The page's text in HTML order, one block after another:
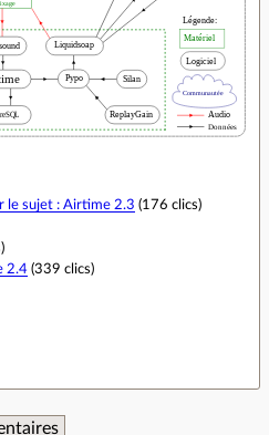
le sujet : Airtime 2.3 (176 clics)
2.4 (339 clics)